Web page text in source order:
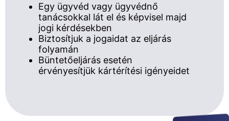
Egy ügyvéd vagy ügyvédnő
tanácsokkal lát el és képvisel majd
jogi kérdésekben
Biztosítjuk a jogaidat az eljárás
folyamán
Büntetőeljárás esetén
érvényesítjük kártérítési igényeidet